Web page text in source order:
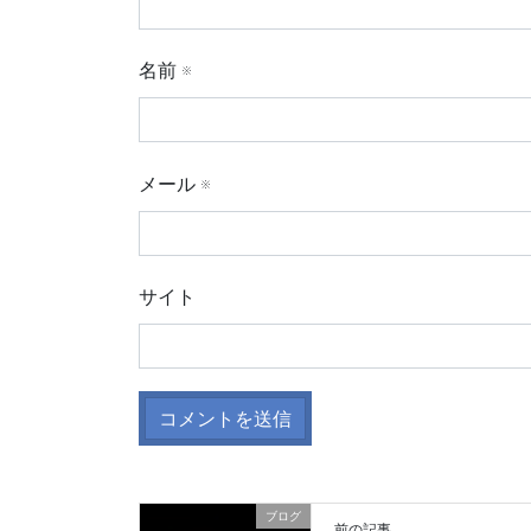
名前 ※
メール ※
サイト
ブログ